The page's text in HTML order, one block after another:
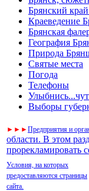
Брянский
Краеведение
Брянская
География
Природа
Святые места
Погода
Телефоны
Выборы
► ► ►Предприятия и
области. В этом
прорекламировать
Условия, на которых
предоставляются страницы
сайта.